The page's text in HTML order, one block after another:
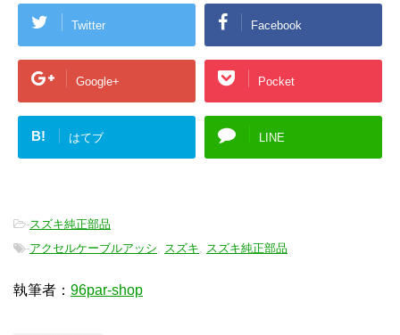
Twitter Facebook
Google+ Pocket
B! はてブ LINE
-スズキ純正部品
-アクセルケーブルアッシ, スズキ, スズキ純正部品
執筆者： 96par-shop